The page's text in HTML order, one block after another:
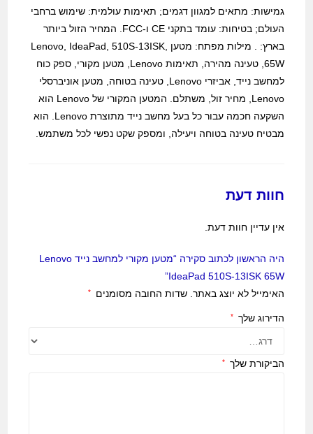
גמישות: מתאים למגוון דגמים; תאימות עולמית: שימוש ברחבי
העולם; בטיחות: עומד בתקני CE ו-FCC. המחיר הזול ביותר
בארץ: . מילות מפתח: מטען Lenovo, IdeaPad, 510S-13ISK,
65W, טעינה מהירה, תאימות Lenovo, מטען מקורי, ספק כוח
למחשב נייד, אביזרי Lenovo, טעינה בטוחה, מטען אוניברסלי
Lenovo, מחיר זול, משתלם. המטען המקורי של Lenovo הוא
השקעה חכמה עבור כל בעל מחשב נייד מתוצרת Lenovo. הוא
מבטיח טעינה בטוחה ויעילה, ומספק שקט נפשי לכל משתמש.
חוות דעת
אין עדיין חוות דעת.
היה הראשון לכתוב סקירה “מטען מקורי למחשב נייד Lenovo
IdeaPad 510S-13ISK 65W”
האימייל לא יוצג באתר. שדות החובה מסומנים *
הדירוג שלך *
הביקורת שלך *